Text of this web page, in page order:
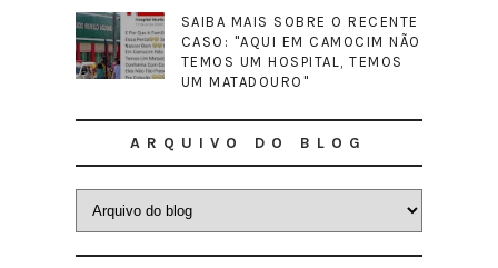
SAIBA MAIS SOBRE O RECENTE
CASO: "AQUI EM CAMOCIM NÃO
TEMOS UM HOSPITAL, TEMOS
UM MATADOURO"
ARQUIVO DO BLOG